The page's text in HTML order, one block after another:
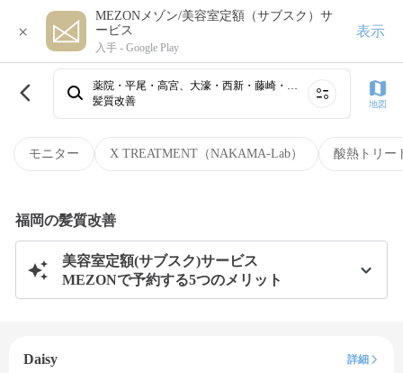
×
MEZONメゾン/美容室定額（サブスク）サ
ービス
入手 - Google Play
表示
モニター X TREATMENT（NAKAMA-Lab） 酸熱トリー
髪質改善
地図
福岡の髪質改善
美容室定額(サブスク)サービス
MEZONで予約する5つのメリット
Daisy
詳細